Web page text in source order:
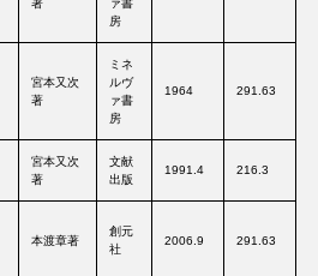
著
ァ書
房
宮本又次
著
ミネ
ルヴ
ァ書
房
1964 291.63
宮本又次
著
文献
出版
1991.4 216.3
本渡章著
創元
社
2006.9 291.63